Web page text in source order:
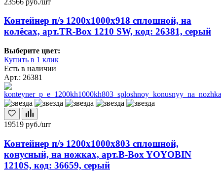
Контейнер п/э 1200х1000х918 сплошной, на
колёсах, арт.TR-Box 1210 SW, код: 26381, серый
Выберите цвет:
Купить в 1 клик
Есть в наличии
Арт.: 26381
19519 руб./шт
Контейнер п/э 1200х1000х803 сплошной,
конусный, на ножках, арт.B-Box YOYOBIN
1210S, код: 36659, серый